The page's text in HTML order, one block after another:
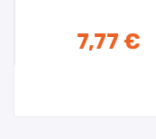
7,77 €
AGGIUNGI AL